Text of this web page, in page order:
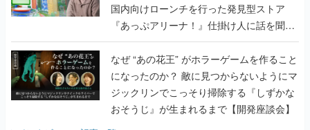
なぜ “あの花王” がホラーゲームを作ること
になったのか？ 敵に見つからないようにマ
ジックリンでこっそり掃除する『しずかな
おそうじ』が生まれるまで【開発座談会】
インタビューの記事一覧